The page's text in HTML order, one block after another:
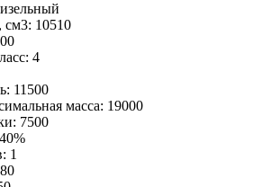
см3: 10510
4
11500
масса: 19000
7500
1